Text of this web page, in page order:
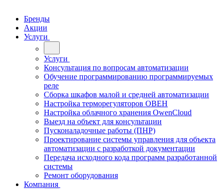
Бренды
Акции
Услуги
Услуги
Консультация по вопросам автоматизации
Обучение программированию программируемых
реле
Сборка шкафов малой и средней автоматизации
Настройка терморегуляторов ОВЕН
Настройка облачного хранения OwenCloud
Выезд на объект для консультации
Пусконаладочные работы (ПНР)
Проектирование системы управления для объекта
автоматизации с разработкой документации
Передача исходного кода программ разработанной
системы
Ремонт оборудования
Компания